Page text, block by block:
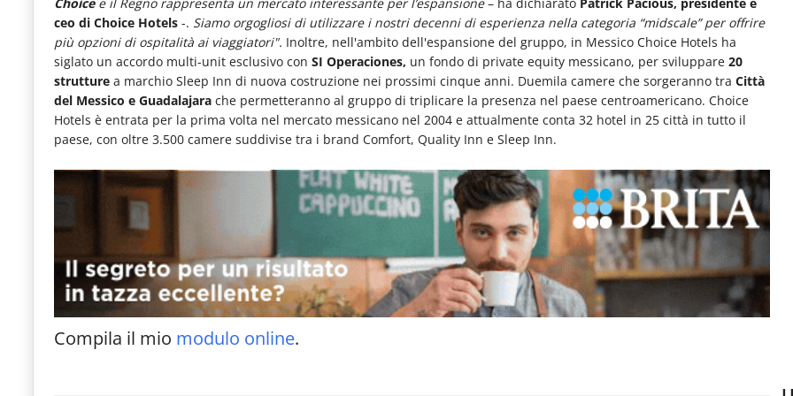
le
novità
del
comparto
Horeca.
ceo di Choice Hotels -. Siamo orgogliosi di utilizzare i nostri decenni di esperienza nella categoria “midscale” per offrire
più opzioni di ospitalità ai viaggiatori". Inoltre, nell'ambito dell'espansione del gruppo, in Messico Choice Hotels ha
siglato un accordo multi-unit esclusivo con SI Operaciones, un fondo di private equity messicano, per sviluppare 20
strutture a marchio Sleep Inn di nuova costruzione nei prossimi cinque anni. Duemila camere che sorgeranno tra Città
del Messico e Guadalajara che permetteranno al gruppo di triplicare la presenza nel paese centroamericano. Choice
Hotels è entrata per la prima volta nel mercato messicano nel 2004 e attualmente conta 32 hotel in 25 città in tutto il
paese, con oltre 3.500 camere suddivise tra i brand Comfort, Quality Inn e Sleep Inn.
Compila il mio modulo online.